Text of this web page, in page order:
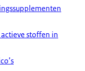
stoffen in